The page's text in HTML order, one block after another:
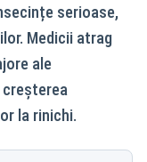
serioase,
Medicii atrag
ale
la rinichi.